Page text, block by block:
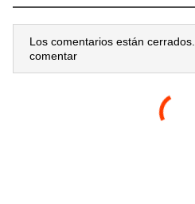
Los comentarios están
comentar